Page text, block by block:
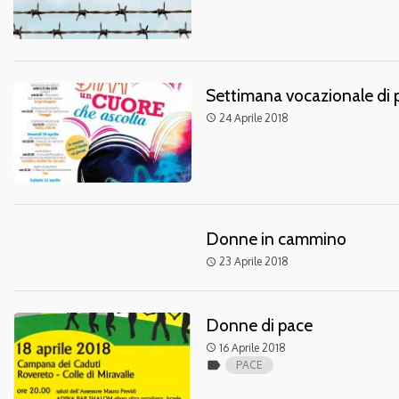
Settimana vocazionale di
access_time 24 Aprile 2018
Donne in cammino
access_time 23 Aprile 2018
Donne di pace
access_time 16 Aprile 2018
label PACE